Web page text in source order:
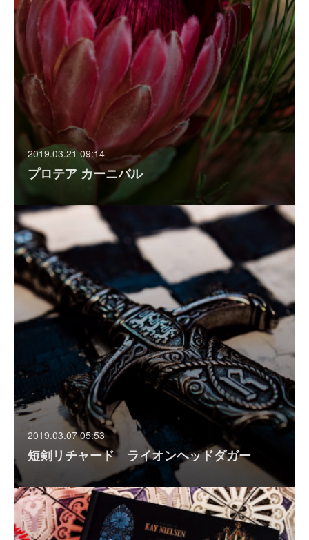
2019.03.21 09:14
プロテア カーニバル
2019.03.07 05:53
短剣リチャード ライオンヘッドダガー